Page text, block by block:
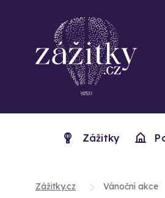
Zážitky
Zážitky.cz Vánoční akce